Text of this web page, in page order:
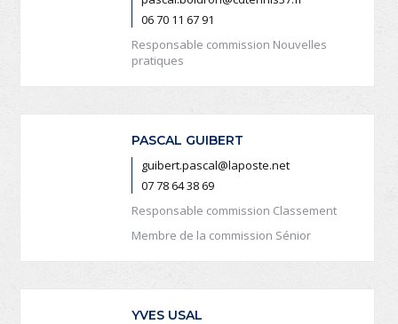
06 70 11 67 91
Responsable commission Nouvelles
pratiques
PASCAL GUIBERT
guibert.pascal@laposte.net
07 78 64 38 69
Responsable commission Classement
Membre de la commission Sénior
YVES USAL